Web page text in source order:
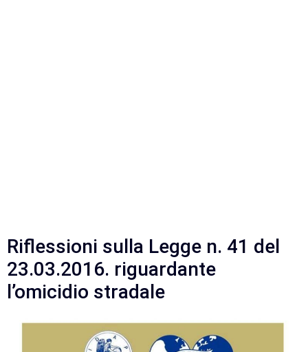
Riflessioni sulla Legge n. 41 del
23.03.2016. riguardante
l’omicidio stradale